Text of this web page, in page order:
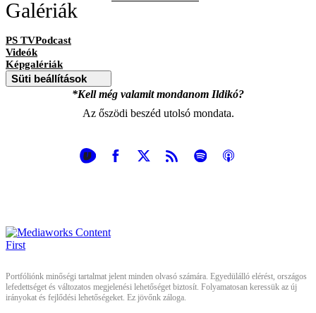
Galériák
PS TVPodcast
Videók
Képgalériák
Süti beállítások
*Kell még valamit mondanom Ildikó?
Az őszödi beszéd utolsó mondata.
Portfóliónk minőségi tartalmat jelent minden olvasó számára. Egyedülálló elérést, országos
lefedettséget és változatos megjelenési lehetőséget biztosít. Folyamatosan keressük az új
irányokat és fejlődési lehetőségeket. Ez jövőnk záloga.